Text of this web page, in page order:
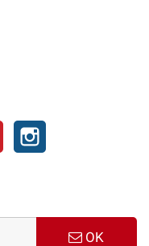
Pinterest
OK